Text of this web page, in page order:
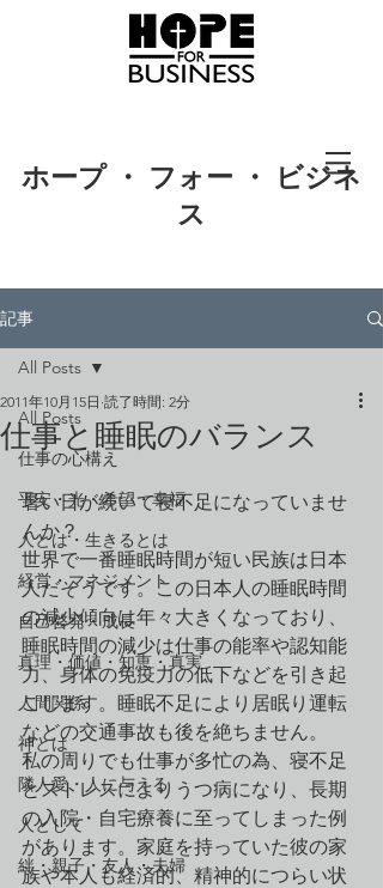
ホープ ・ フォー ・ ビジネ
ス
記事
All Posts
仕事の心構え
平安・光・希望・幸福
人とは・生きるとは
経営・マネジメント
自己啓発・成長
真理・価値・知恵・真実
人間関係
神とは
隣人愛・人に与える
人として
絆・親子・友人・夫婦
All Posts
仕事と睡眠のバランス
2011年10月15日 読了時間: 2分
暑い日が続いて寝不足になっていませ
んか？
世界で一番睡眠時間が短い民族は日本
人だそうです。この日本人の睡眠時間
の減少傾向は年々大きくなっており、
睡眠時間の減少は仕事の能率や認知能
力、身体の免疫力の低下などを引き起
こします。睡眠不足により居眠り運転
などの交通事故も後を絶ちません。
私の周りでも仕事が多忙の為、寝不足
とストレスによりうつ病になり、長期
の入院・自宅療養に至ってしまった例
があります。家庭を持っていた彼の家
族や本人も経済的、精神的につらい状